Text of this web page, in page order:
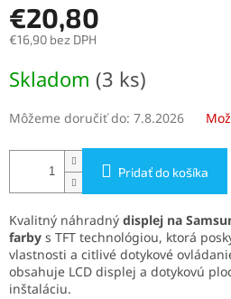
€20,80
€16,90 bez DPH
cena:
Skladom (3 ks)
Môžeme doručiť do: 7.8.2026
Pridať do košíka
Kvalitný náhradný displej na
farby s TFT technológiou, ktorá
vlastnosti a citlivé dotykové
obsahuje LCD displej a dotykovú
inštaláciu.